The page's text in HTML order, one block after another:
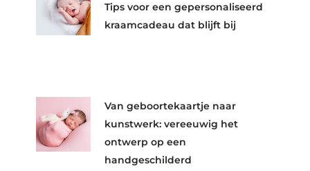
Tips voor een gepersonaliseerd
kraamcadeau dat blijft bij
Van geboortekaartje naar
kunstwerk: vereeuwig het
ontwerp op een
handgeschilderd